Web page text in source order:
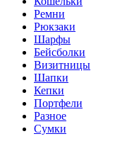
Ремни
Рюкзаки
Шарфы
Бейсболки
Визитницы
Шапки
Кепки
Портфели
Разное
Сумки